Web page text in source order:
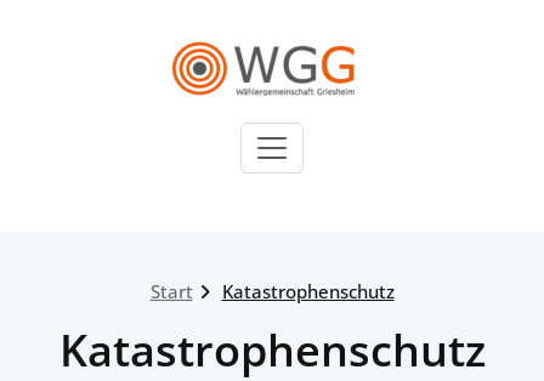
Start Katastrophenschutz
Katastrophenschutz